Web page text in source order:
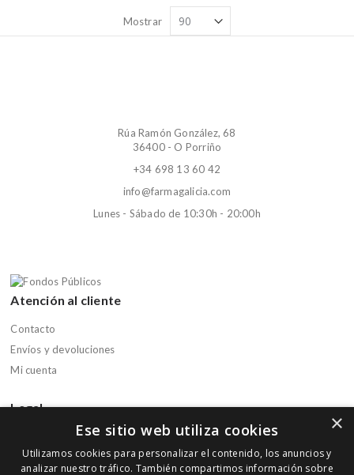
Mostrar
Rúa Ramón González, 68
36400 - O Porriño
+34 698 13 60 42
info@farmagalicia.com
Lunes - Sábado de 10:30h - 20:00h
Atención al cliente
Contacto
Envíos y devoluciones
Mi cuenta
Legal
Política de privacidad
×
Ese sitio web utiliza cookies
Utilizamos cookies para personalizar el contenido, los anuncios y
analizar nuestro tráfico. También compartimos información sobre